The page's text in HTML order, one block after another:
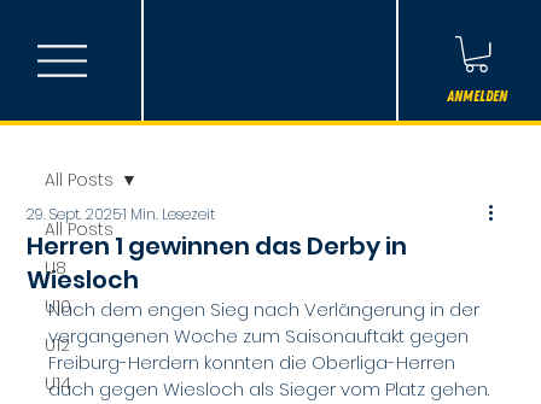
Anmelden
All Posts
U8
U10
U12
U14
All Posts
Herren 1 gewinnen das Derby in
Wiesloch
29. Sept. 20251 Min. Lesezeit
Nach dem engen Sieg nach Verlängerung in der
vergangenen Woche zum Saisonauftakt gegen
Freiburg-Herdern konnten die Oberliga-Herren
auch gegen Wiesloch als Sieger vom Platz gehen.